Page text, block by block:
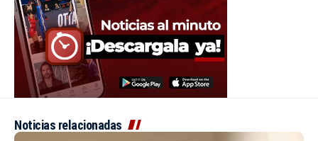
Noticias relacionadas